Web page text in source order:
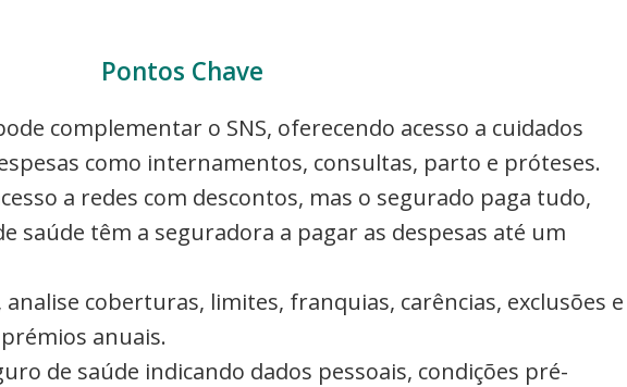
Pontos Chave
complementar o SNS, oferecendo acesso a cuidados
como internamentos, consultas, parto e próteses.
a redes com descontos, mas o segurado paga tudo,
saúde têm a seguradora a pagar as despesas até um
coberturas, limites, franquias, carências, exclusões e
anuais.
de saúde indicando dados pessoais, condições pré-